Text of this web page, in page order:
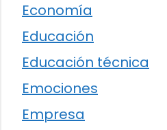
Economía
Educación
Educación técnica
Emociones
Empresa